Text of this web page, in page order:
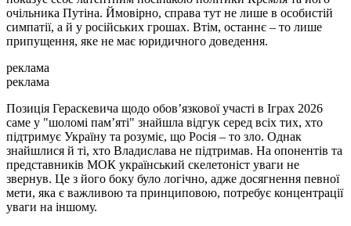
очільника Путіна. Ймовірно, справа тут не лише в особистій
симпатії, а й у російських грошах. Втім, останнє – то лише
припущення, яке не має юридичного доведення.
реклама
реклама
Позиція Гераскевича щодо обов’язкової участі в Іграх 2026
саме у "шоломі пам’яті" знайшла відгук серед всіх тих, хто
підтримує Україну та розуміє, що Росія – то зло. Однак
знайшлися й ті, хто Владислава не підтримав. На опонентів та
представників МОК український скелетоніст уваги не
звернув. Це з його боку було логічно, адже досягнення певної
мети, яка є важливою та принциповою, потребує концентрації
уваги на іншому.